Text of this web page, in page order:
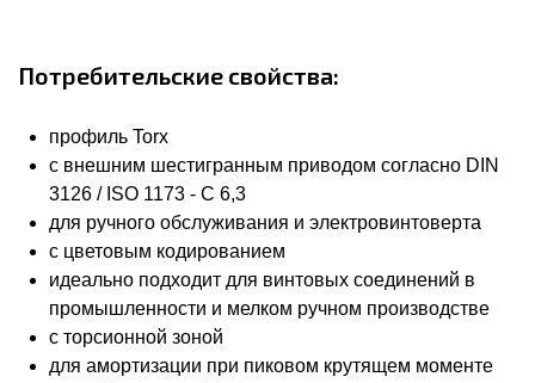
Потребительские свойства:
профиль Torx
с внешним шестигранным приводом согласно DIN
3126 / ISO 1173 - C 6,3
для ручного обслуживания и электровинтоверта
с цветовым кодированием
идеально подходит для винтовых соединений в
промышленности и мелком ручном производстве
с торсионной зоной
для амортизации при пиковом крутящем моменте